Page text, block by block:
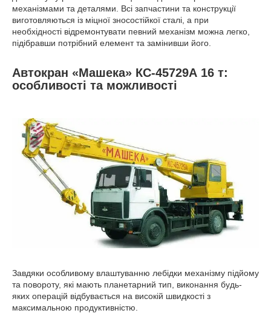
механізмами та деталями. Всі запчастини та конструкції
виготовляються із міцної зносостійкої сталі, а при
необхідності відремонтувати певний механізм можна легко,
підібравши потрібний елемент та замінивши його.
Автокран «Машека» КС-45729А 16 т:
особливості та можливості
Завдяки особливому влаштуванню лебідки механізму підйому
та повороту, які мають планетарний тип, виконання будь-
яких операцій відбувається на високій швидкості з
максимальною продуктивністю.